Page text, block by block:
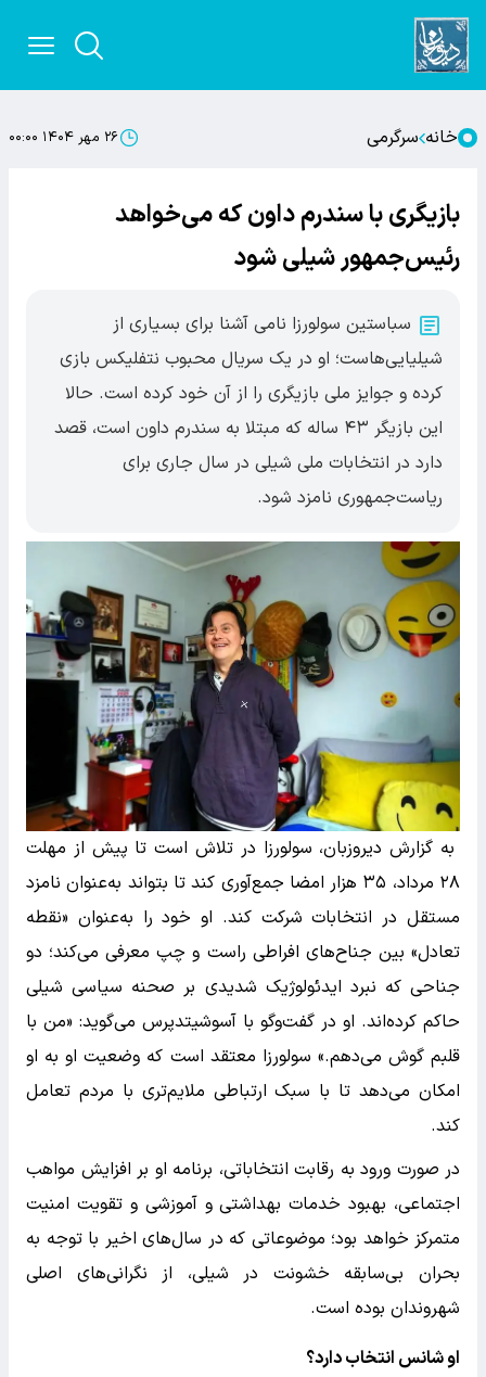
خانه سرگرمی ۲۶ مهر ۱۴۰۴ ۰۰:۰۰
بازیگری با سندرم‌ داون که می‌خواهد
رئیس‌جمهور شیلی شود
سباستین سولورزا نامی آشنا برای بسیاری از
شیلیایی‌هاست؛ او در یک سریال محبوب نتفلیکس بازی
کرده و جوایز ملی بازیگری را از آن خود کرده است. حالا
این بازیگر ۴۳ ساله که مبتلا به سندرم داون است، قصد
دارد در انتخابات ملی شیلی در سال جاری برای
ریاست‌جمهوری نامزد شود.
به گزارش دیروزبان، سولورزا در تلاش است تا پیش از مهلت
۲۸ مرداد، ۳۵ هزار امضا جمع‌آوری کند تا بتواند به‌عنوان نامزد
مستقل در انتخابات شرکت کند. او خود را به‌عنوان «نقطه
تعادل» بین جناح‌های افراطی راست و چپ معرفی می‌کند؛ دو
جناحی که نبرد ایدئولوژیک شدیدی بر صحنه سیاسی شیلی
حاکم کرده‌اند. او در گفت‌وگو با آسوشیتدپرس می‌گوید: «من با
قلبم گوش می‌دهم.» سولورزا معتقد است که وضعیت او به او
امکان می‌دهد تا با سبک ارتباطی ملایم‌تری با مردم تعامل
کند.
در صورت ورود به رقابت انتخاباتی، برنامه او بر افزایش مواهب
اجتماعی، بهبود خدمات بهداشتی و آموزشی و تقویت امنیت
متمرکز خواهد بود؛ موضوعاتی که در سال‌های اخیر با توجه به
بحران بی‌سابقه خشونت در شیلی، از نگرانی‌های اصلی
شهروندان بوده است.
او شانس انتخاب دارد؟